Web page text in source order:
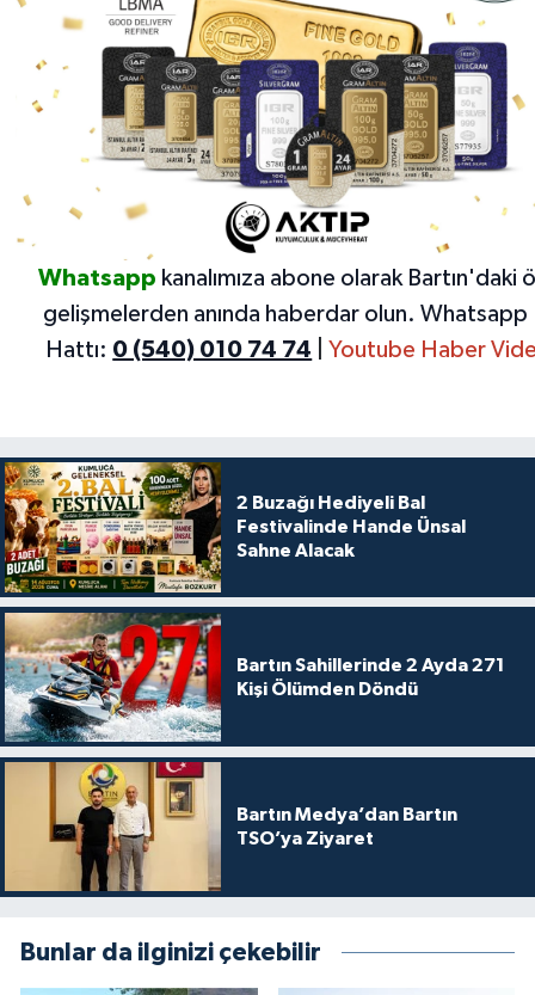
Whatsapp kanalımıza abone olarak Bartın'daki
gelişmelerden anında haberdar olun. Whatsapp
Hattı: 0 (540) 010 74 74 |Youtube Haber
2 Buzağı Hediyeli Bal
Festivalinde Hande Ünsal
Sahne Alacak
Bartın Sahillerinde 2 Ayda 271
Kişi Ölümden Döndü
Bartın Medya’dan Bartın
TSO’ya Ziyaret
Bunlar da ilginizi çekebilir